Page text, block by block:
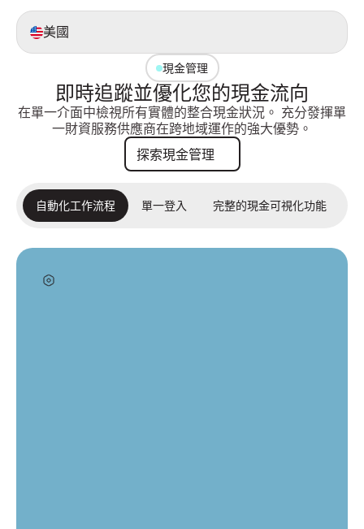
‍美國
現金管理
即時追蹤並優化您的現金流向
在單一介面中檢視所有實體的整合現金狀況。 充分發揮單
一財資服務供應商在跨地域運作的強大優勢。
探索現金管理
探索現金管理
自動化工作流程 單一登入 完整的現金可視化功能